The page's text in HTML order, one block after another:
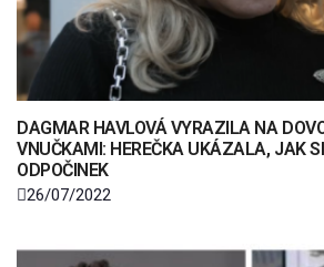
DAGMAR HAVLOVÁ VYRAZILA NA
VNUČKAMI: HEREČKA UKÁZALA, JAK
ODPOČINEK
26/07/2022